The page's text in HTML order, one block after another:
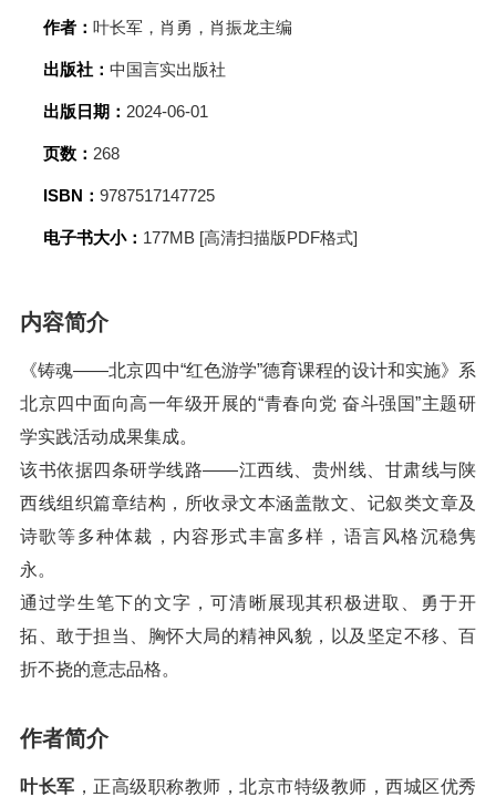
作者： 叶长军，肖勇，肖振龙主编
出版社： 中国言实出版社
出版日期： 2024-06-01
页数： 268
ISBN： 9787517147725
电子书大小： 177MB [高清扫描版PDF格式]
内容简介
《铸魂——北京四中“红色游学”德育课程的设计和实施》系
北京四中面向高一年级开展的“青春向党 奋斗强国”主题研
学实践活动成果集成。
该书依据四条研学线路——江西线、贵州线、甘肃线与陕
西线组织篇章结构，所收录文本涵盖散文、记叙类文章及
诗歌等多种体裁，内容形式丰富多样，语言风格沉稳隽
永。
通过学生笔下的文字，可清晰展现其积极进取、勇于开
拓、敢于担当、胸怀大局的精神风貌，以及坚定不移、百
折不挠的意志品格。
作者简介
叶长军 ，正高级职称教师，北京市特级教师，西城区优秀